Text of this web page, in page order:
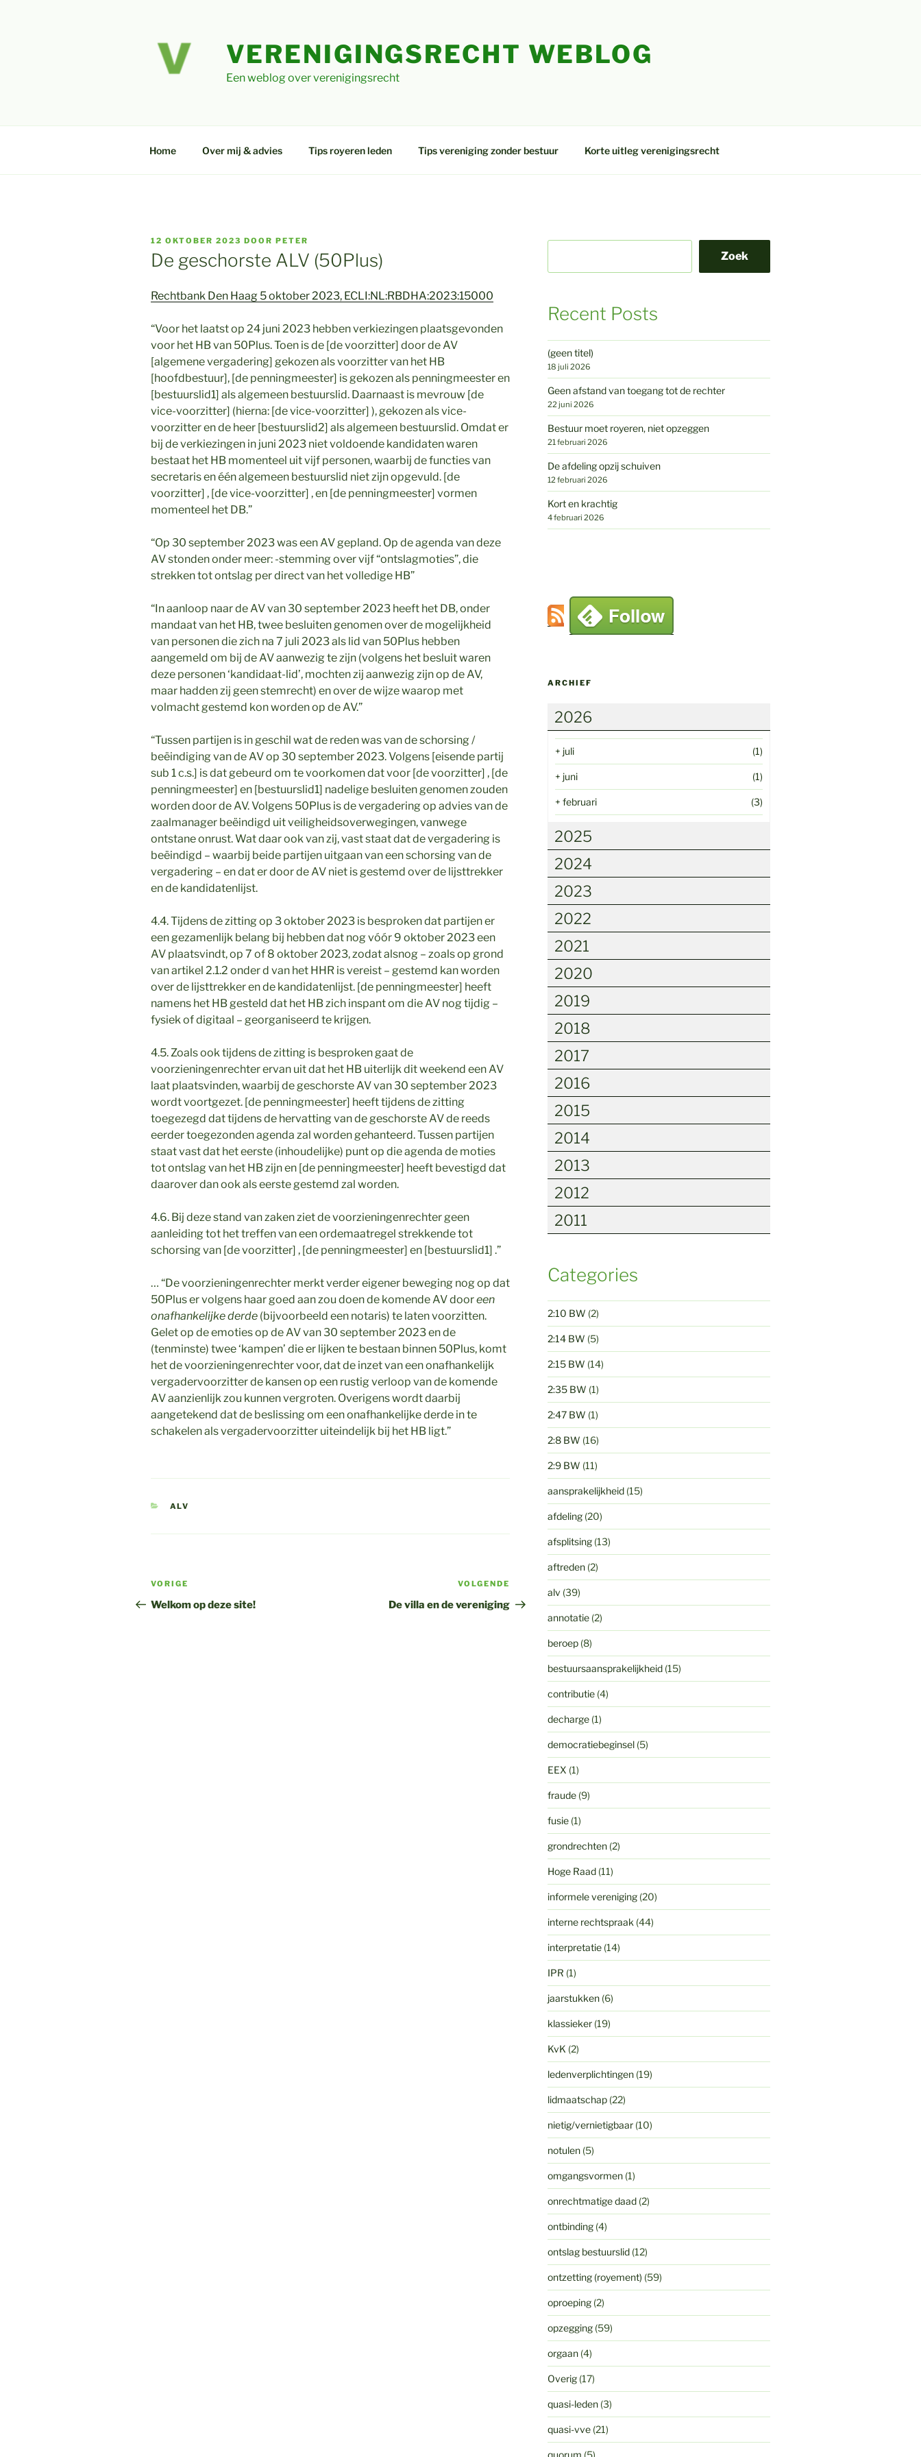
VERENIGINGSRECHT WEBLOG
Een weblog over verenigingsrecht
Home Over mij & advies Tips royeren leden Tips vereniging zonder bestuur Korte uitleg verenigingsrecht
GEPLAATST
OP
12 OKTOBER 2023 DOOR PETER
De geschorste ALV (50Plus)
Rechtbank Den Haag 5 oktober 2023, ECLI:NL:RBDHA:2023:15000
“Voor het laatst op 24 juni 2023 hebben verkiezingen plaatsgevonden
voor het HB van 50Plus. Toen is de [de voorzitter] door de AV
[algemene vergadering] gekozen als voorzitter van het HB
[hoofdbestuur], [de penningmeester] is gekozen als penningmeester en
[bestuurslid1] als algemeen bestuurslid. Daarnaast is mevrouw [de
vice-voorzitter] (hierna: [de vice-voorzitter] ), gekozen als vice-
voorzitter en de heer [bestuurslid2] als algemeen bestuurslid. Omdat er
bij de verkiezingen in juni 2023 niet voldoende kandidaten waren
bestaat het HB momenteel uit vijf personen, waarbij de functies van
secretaris en één algemeen bestuurslid niet zijn opgevuld. [de
voorzitter] , [de vice-voorzitter] , en [de penningmeester] vormen
momenteel het DB.”
“Op 30 september 2023 was een AV gepland. Op de agenda van deze
AV stonden onder meer: -stemming over vijf “ontslagmoties”, die
strekken tot ontslag per direct van het volledige HB”
“In aanloop naar de AV van 30 september 2023 heeft het DB, onder
mandaat van het HB, twee besluiten genomen over de mogelijkheid
van personen die zich na 7 juli 2023 als lid van 50Plus hebben
aangemeld om bij de AV aanwezig te zijn (volgens het besluit waren
deze personen ‘kandidaat-lid’, mochten zij aanwezig zijn op de AV,
maar hadden zij geen stemrecht) en over de wijze waarop met
volmacht gestemd kon worden op de AV.”
“Tussen partijen is in geschil wat de reden was van de schorsing /
beëindiging van de AV op 30 september 2023. Volgens [eisende partij
sub 1 c.s.] is dat gebeurd om te voorkomen dat voor [de voorzitter] , [de
penningmeester] en [bestuurslid1] nadelige besluiten genomen zouden
worden door de AV. Volgens 50Plus is de vergadering op advies van de
zaalmanager beëindigd uit veiligheidsoverwegingen, vanwege
ontstane onrust. Wat daar ook van zij, vast staat dat de vergadering is
beëindigd – waarbij beide partijen uitgaan van een schorsing van de
vergadering – en dat er door de AV niet is gestemd over de lijsttrekker
en de kandidatenlijst.
4.4. Tijdens de zitting op 3 oktober 2023 is besproken dat partijen er
een gezamenlijk belang bij hebben dat nog vóór 9 oktober 2023 een
AV plaatsvindt, op 7 of 8 oktober 2023, zodat alsnog – zoals op grond
van artikel 2.1.2 onder d van het HHR is vereist – gestemd kan worden
over de lijsttrekker en de kandidatenlijst. [de penningmeester] heeft
namens het HB gesteld dat het HB zich inspant om die AV nog tijdig –
fysiek of digitaal – georganiseerd te krijgen.
4.5. Zoals ook tijdens de zitting is besproken gaat de
voorzieningenrechter ervan uit dat het HB uiterlijk dit weekend een AV
laat plaatsvinden, waarbij de geschorste AV van 30 september 2023
wordt voortgezet. [de penningmeester] heeft tijdens de zitting
toegezegd dat tijdens de hervatting van de geschorste AV de reeds
eerder toegezonden agenda zal worden gehanteerd. Tussen partijen
staat vast dat het eerste (inhoudelijke) punt op die agenda de moties
tot ontslag van het HB zijn en [de penningmeester] heeft bevestigd dat
daarover dan ook als eerste gestemd zal worden.
4.6. Bij deze stand van zaken ziet de voorzieningenrechter geen
aanleiding tot het treffen van een ordemaatregel strekkende tot
schorsing van [de voorzitter] , [de penningmeester] en [bestuurslid1] .”
… “De voorzieningenrechter merkt verder eigener beweging nog op dat
50Plus er volgens haar goed aan zou doen de komende AV dooreen
onafhankelijke derde (bijvoorbeeld een notaris) te laten voorzitten.
Gelet op de emoties op de AV van 30 september 2023 en de
(tenminste) twee ‘kampen’ die er lijken te bestaan binnen 50Plus, komt
het de voorzieningenrechter voor, dat de inzet van een onafhankelijk
vergadervoorzitter de kansen op een rustig verloop van de komende
AV aanzienlijk zou kunnen vergroten. Overigens wordt daarbij
aangetekend dat de beslissing om een onafhankelijke derde in te
schakelen als vergadervoorzitter uiteindelijk bij het HB ligt.”
CATEGORIEËN
ALV
Bericht
navigatie
Vorig
bericht
VORIGE
Welkom op deze site!
bericht
VOLGENDE
De villa en de vereniging
Zoek
Recent Posts
(geen titel)
18 juli 2026
Geen afstand van toegang tot de rechter
22 juni 2026
Bestuur moet royeren, niet opzeggen
21 februari 2026
De afdeling opzij schuiven
12 februari 2026
Kort en krachtig
4 februari 2026
ARCHIEF
2026
+ juli (1)
+ juni (1)
+ februari (3)
2025
2024
2023
2022
2021
2020
2019
2018
2017
2016
2015
2014
2013
2012
2011
Categories
2:10 BW (2)
2:14 BW (5)
2:15 BW (14)
2:35 BW (1)
2:47 BW (1)
2:8 BW (16)
2:9 BW (11)
aansprakelijkheid(15)
afdeling(20)
afsplitsing(13)
aftreden(2)
alv (39)
annotatie(2)
beroep(8)
bestuursaansprakelijkheid(15)
contributie(4)
decharge(1)
democratiebeginsel(5)
EEX (1)
fraude(9)
fusie(1)
grondrechten(2)
Hoge Raad(11)
informele vereniging(20)
interne rechtspraak (44)
interpretatie(14)
IPR (1)
jaarstukken(6)
klassieker(19)
KvK (2)
ledenverplichtingen(19)
lidmaatschap(22)
nietig/vernietigbaar(10)
notulen(5)
omgangsvormen(1)
onrechtmatige daad(2)
ontbinding(4)
ontslag bestuurslid(12)
ontzetting (royement) (59)
oproeping(2)
opzegging(59)
orgaan(4)
Overig(17)
quasi-leden(3)
quasi-vve(21)